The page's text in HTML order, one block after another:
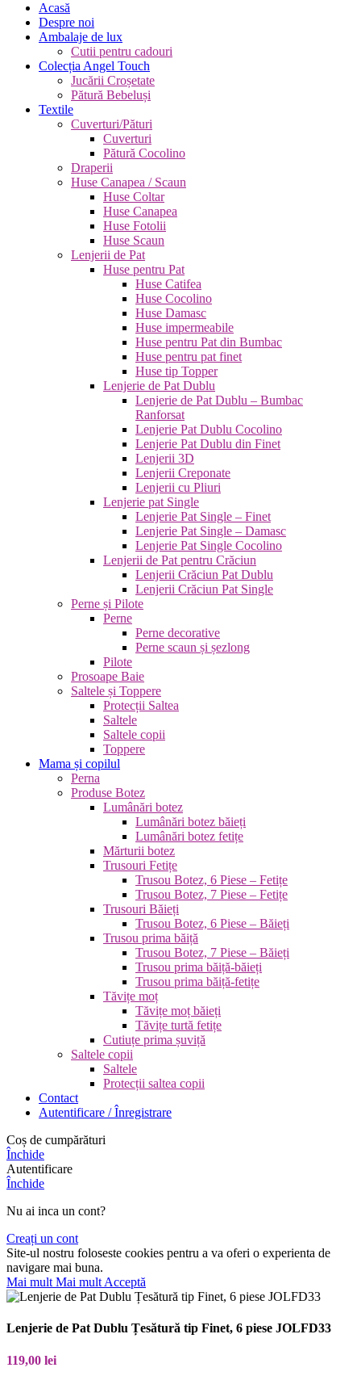
Acasă
Despre noi
Ambalaje de lux
Cutii pentru cadouri
Colecția Angel Touch
Jucării Croșetate
Pătură Bebeluși
Textile
Cuverturi/Pături
Cuverturi
Pătură Cocolino
Draperii
Huse Canapea / Scaun
Huse Coltar
Huse Canapea
Huse Fotolii
Huse Scaun
Lenjerii de Pat
Huse pentru Pat
Huse Catifea
Huse Cocolino
Huse Damasc
Huse impermeabile
Huse pentru Pat din Bumbac
Huse pentru pat finet
Huse tip Topper
Lenjerie de Pat Dublu
Lenjerie de Pat Dublu – Bumbac
Ranforsat
Lenjerie Pat Dublu Cocolino
Lenjerie Pat Dublu din Finet
Lenjerii 3D
Lenjerii Creponate
Lenjerii cu Pliuri
Lenjerie pat Single
Lenjerie Pat Single – Finet
Lenjerie Pat Single – Damasc
Lenjerie Pat Single Cocolino
Lenjerii de Pat pentru Crăciun
Lenjerii Crăciun Pat Dublu
Lenjerii Crăciun Pat Single
Perne și Pilote
Perne
Perne decorative
Perne scaun și șezlong
Pilote
Prosoape Baie
Saltele și Toppere
Protecții Saltea
Saltele
Saltele copii
Toppere
Mama și copilul
Perna
Produse Botez
Lumânări botez
Lumânări botez băieți
Lumânări botez fetițe
Mărturii botez
Trusouri Fetițe
Trusou Botez, 6 Piese – Fetițe
Trusou Botez, 7 Piese – Fetițe
Trusouri Băieți
Trusou Botez, 6 Piese – Băieți
Trusou prima băiță
Trusou Botez, 7 Piese – Băieți
Trusou prima băiță-băieți
Trusou prima băiță-fetițe
Tăvițe moț
Tăvițe moț băieți
Tăvițe turtă fetițe
Cutiuțe prima șuviță
Saltele copii
Saltele
Protecții saltea copii
Contact
Autentificare / Înregistrare
Coș de cumpărături
Închide
Autentificare
Închide
Nu ai inca un cont?
Creați un cont
Site-ul nostru foloseste cookies pentru a va oferi o experienta de
navigare mai buna.
Mai mult Mai mult Acceptă
Lenjerie de Pat Dublu Țesătură tip Finet, 6 piese JOLFD33
119,00 lei